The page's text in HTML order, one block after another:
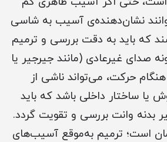
نشان‌دهنده‌ی آسیب به شاسی
که باید به دقت بررسی و ترمیم
صدای غیرعادی (مانند جیرجیر یا
حرکت، می‌تواند ناشی از
ساختار داخلی باشد که باید
وانت بررسی و تقویت گردد.
است؛ ترمیم به‌موقع آسیب‌های